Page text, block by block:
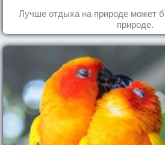
Лучше отдыха на природе может
природе.